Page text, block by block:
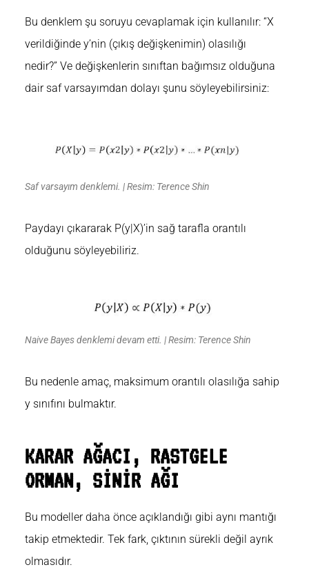
Bu denklem şu soruyu cevaplamak için kullanılır: “X
verildiğinde y’nin (çıkış değişkenimin) olasılığı
nedir?” Ve değişkenlerin sınıftan bağımsız olduğuna
dair saf varsayımdan dolayı şunu söyleyebilirsiniz:
Saf varsayım denklemi. | Resim: Terence Shin
Paydayı çıkararak P(y|X)’in sağ tarafla orantılı
olduğunu söyleyebiliriz.
Naive Bayes denklemi devam etti. | Resim: Terence Shin
Bu nedenle amaç, maksimum orantılı olasılığa sahip
y sınıfını bulmaktır.
KARAR AĞACI, RASTGELE
ORMAN, SİNİR AĞI
Bu modeller daha önce açıklandığı gibi aynı mantığı
takip etmektedir. Tek fark, çıktının sürekli değil ayrık
olmasıdır.